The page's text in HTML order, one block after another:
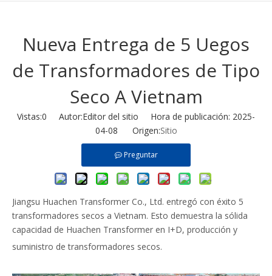
Nueva Entrega de 5 Uegos
de Transformadores de Tipo
Seco A Vietnam
Vistas:0 Autor:Editor del sitio Hora de publicación: 2025-
04-08 Origen:Sitio
Preguntar
Jiangsu Huachen Transformer Co., Ltd. entregó con éxito 5
transformadores secos a Vietnam. Esto demuestra la sólida
capacidad de Huachen Transformer en I+D, producción y
suministro de transformadores secos.